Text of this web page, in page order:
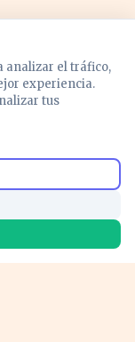
mercados,
actualizada
dinero y tu
analizar el tráfico,
experiencia.
tus